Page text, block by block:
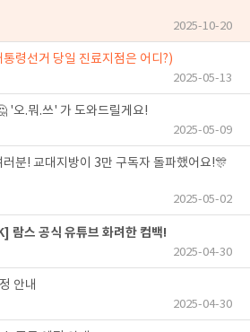
2025-10-20
령선거 당일 진료지점은 어디?)
2025-05-13
'오.뭐.쓰' 가 도와드릴게요!
2025-05-09
러분! 교대지방이 3만 구독자 돌파했어요!🎊
2025-05-02
람스 공식 유튜브 화려한 컴백!
2025-04-30
안내
2025-04-30